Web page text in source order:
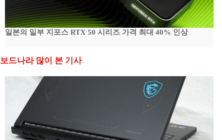
일본의 일부 지포스 RTX 50 시리즈 가격 최대 40% 인상
보드나라 많이 본 기사